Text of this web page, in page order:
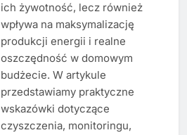
ich żywotność, lecz również
wpływa na maksymalizację
produkcji energii i realne
oszczędność w domowym
budżecie. W artykule
przedstawiamy praktyczne
wskazówki dotyczące
czyszczenia, monitoringu,